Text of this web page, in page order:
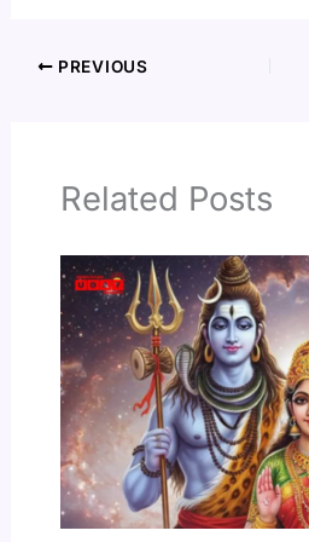
PREVIOUS
Related Posts